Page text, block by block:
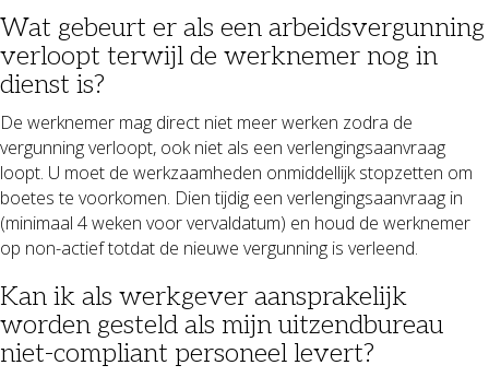
Wat gebeurt er als een arbeidsvergunning
verloopt terwijl de werknemer nog in
dienst is?
De werknemer mag direct niet meer werken zodra de
vergunning verloopt, ook niet als een verlengingsaanvraag
loopt. U moet de werkzaamheden onmiddellijk stopzetten om
boetes te voorkomen. Dien tijdig een verlengingsaanvraag in
(minimaal 4 weken voor vervaldatum) en houd de werknemer
op non-actief totdat de nieuwe vergunning is verleend.
Kan ik als werkgever aansprakelijk
worden gesteld als mijn uitzendbureau
niet-compliant personeel levert?